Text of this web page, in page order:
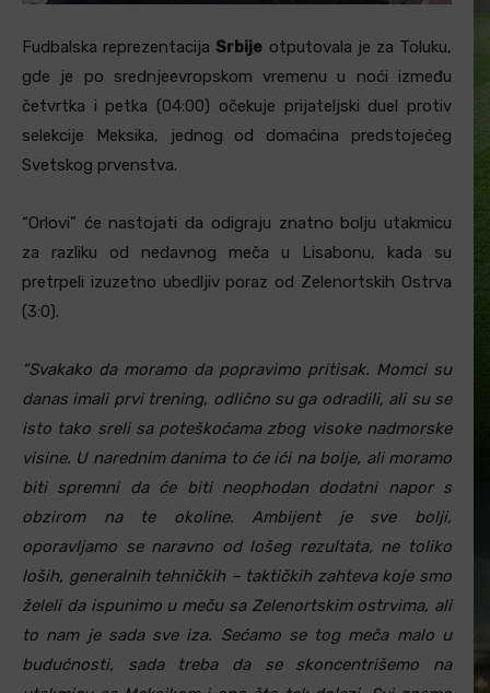
Fudbalska reprezentacijaSrbije otputovala je za Toluku,
gde je po srednjeevropskom vremenu u noći između
četvrtka i petka (04:00) očekuje prijateljski duel protiv
selekcije Meksika, jednog od domaćina predstojećeg
Svetskog prvenstva.
“Orlovi” će nastojati da odigraju znatno bolju utakmicu
za razliku od nedavnog meča u Lisabonu, kada su
pretrpeli izuzetno ubedljiv poraz od Zelenortskih Ostrva
(3:0).
“Svakako da moramo da popravimo pritisak. Momci su
danas imali prvi trening, odlično su ga odradili, ali su se
isto tako sreli sa poteškoćama zbog visoke nadmorske
visine. U narednim danima to će ići na bolje, ali moramo
biti spremni da će biti neophodan dodatni napor s
obzirom na te okoline. Ambijent je sve bolji,
oporavljamo se naravno od lošeg rezultata, ne toliko
loših, generalnih tehničkih – taktičkih zahteva koje smo
želeli da ispunimo u meču sa Zelenortskim ostrvima, ali
to nam je sada sve iza. Sećamo se tog meča malo u
budućnosti, sada treba da se skoncentrišemo na